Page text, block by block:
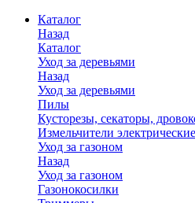
Каталог
Назад
Каталог
Уход за деревьями
Назад
Уход за деревьями
Пилы
Кусторезы, секаторы,
Измельчители электрические
Уход за газоном
Назад
Уход за газоном
Газонокосилки